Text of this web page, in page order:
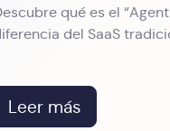
qué es el
del SaaS
Leer más